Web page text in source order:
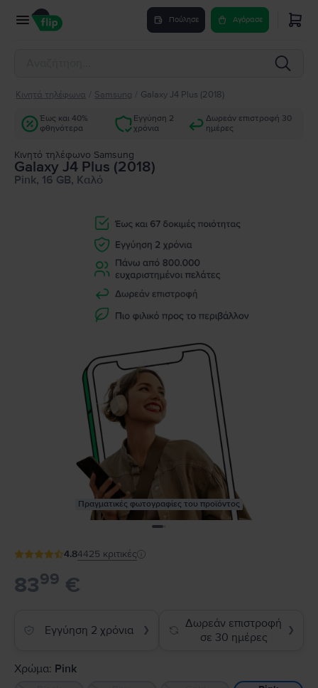
Πούλησε Αγόρασε
Κινητά τηλέφωνα Samsung Galaxy J4 Plus (2018)
Έως και 40%
φθηνότερα
Εγγύηση 2
χρόνια
Δωρεάν επιστροφή 30
ημέρες
Κινητό τηλέφωνο Samsung
Galaxy J4 Plus (2018)
Pink, 16 GB, Καλό
Πραγματικές φωτογραφίες του προϊόντος
4.84425 κριτικές
8399 €
Εγγύηση 2 χρόνια ❯
Δωρεάν επιστροφή
σε 30 ημέρες
❯
Χρώμα: Pink